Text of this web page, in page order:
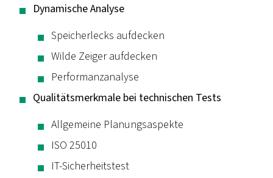
Dynamische Analyse
Speicherlecks aufdecken
Wilde Zeiger aufdecken
Performanzanalyse
Qualitätsmerkmale bei technischen Tests
Allgemeine Planungsaspekte
ISO 25010
IT-Sicherheitstest